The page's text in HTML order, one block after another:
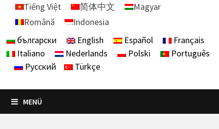
Tiếng Việt
简体中文
Magyar
Română
Indonesia
български
English Español
Français
Italiano
Nederlands Polski
Português
Русский
Türkçe
MENÜ